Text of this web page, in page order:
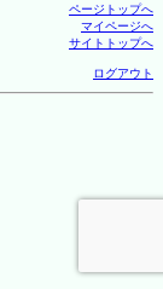
ページトップへ
マイページへ
サイトトップへ
ログアウト